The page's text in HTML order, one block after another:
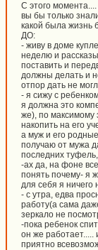
С этого
вы бы только
какой была жизнь
ДО:
- живу в доме
неделю и
поставить и
должны делать и
отпор дать не
- я сижу с
я должна это
же), по максимому
накопить на его
а муж и его
получаю от мужа
последних
-ах да, на фоне
понять почему- я
для себя я ничего
- с утра, едва
работу(а сама
зеркало не
-пока ребенок
он же работает.....
приятно